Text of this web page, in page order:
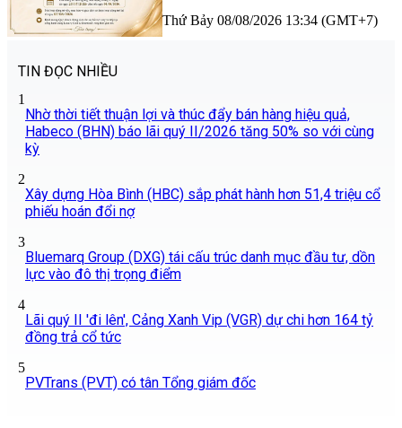
Thứ Bảy 08/08/2026 13:34 (GMT+7)
TIN ĐỌC NHIỀU
1
Nhờ thời tiết thuận lợi và thúc đẩy bán hàng hiệu quả,
Habeco (BHN) báo lãi quý II/2026 tăng 50% so với cùng
kỳ
2
Xây dựng Hòa Bình (HBC) sắp phát hành hơn 51,4 triệu cổ
phiếu hoán đổi nợ
3
Bluemarq Group (DXG) tái cấu trúc danh mục đầu tư, dồn
lực vào đô thị trọng điểm
4
Lãi quý II 'đi lên', Cảng Xanh Vip (VGR) dự chi hơn 164 tỷ
đồng trả cổ tức
5
PVTrans (PVT) có tân Tổng giám đốc